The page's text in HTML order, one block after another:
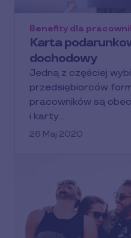
Karta
dochodowy
Benefity dla
Jedną z częściej
przedsiębiorców
pracowników są
i karty…
26 Maj 2020